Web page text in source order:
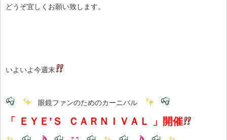
どうぞ宜しくお願い致します。
いよいよ今週末
眼鏡ファンのためのカーニバル
「 ＥＹＥ’Ｓ ＣＡＲＮＩＶＡＬ 」開催